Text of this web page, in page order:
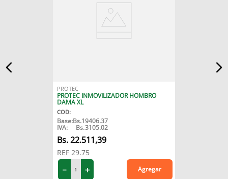
PROTEC
PROTEC INMOVILIZADOR HOMBRO
DAMA XL
COD:
Base:Bs.19406.37
IVA: Bs.3105.02
22.511,39
REF 29.75
＋
－ Agregar